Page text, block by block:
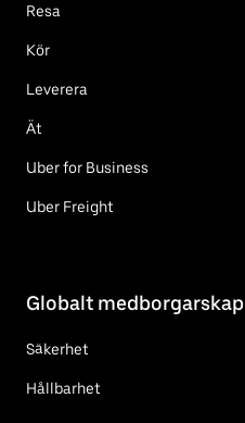
Resa
Kör
Leverera
Ät
Uber for Business
Uber Freight
Globalt medborgarskap
Säkerhet
Hållbarhet